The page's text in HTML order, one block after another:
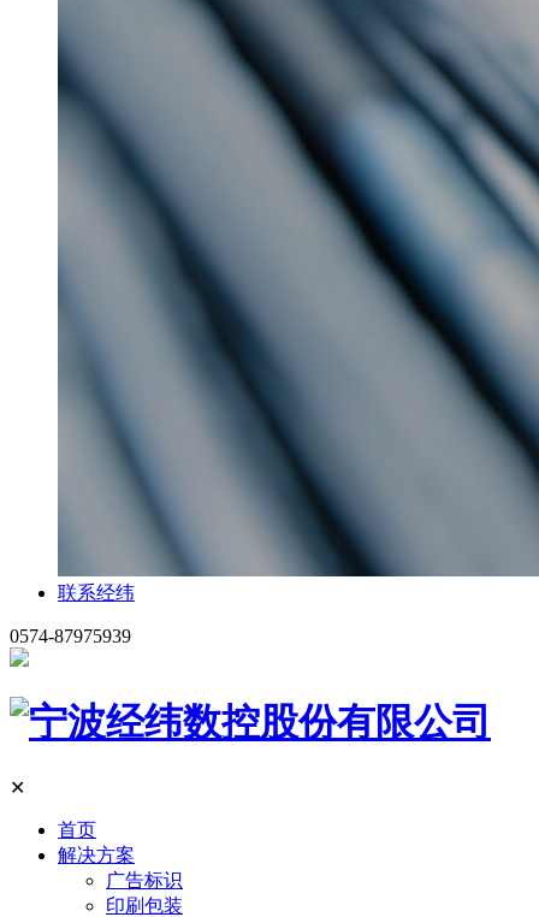
联系经纬
0574-87975939
✕
首页
解决方案
广告标识
印刷包装